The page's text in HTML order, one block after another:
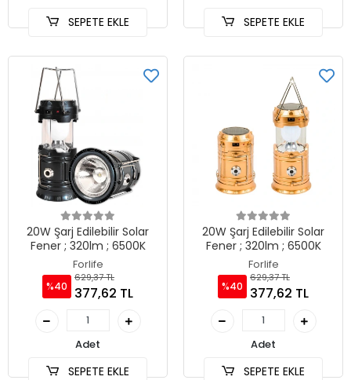
SEPETE EKLE SEPETE EKLE
20W Şarj Edilebilir Solar
Fener ; 320lm ; 6500K
Forlife
%40
629,37 TL
377,62 TL
Adet
SEPETE EKLE
20W Şarj Edilebilir Solar
Fener ; 320lm ; 6500K
Forlife
%40
629,37 TL
377,62 TL
Adet
SEPETE EKLE